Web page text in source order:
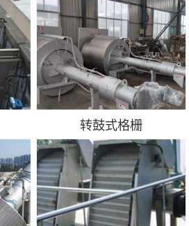
转鼓式格栅